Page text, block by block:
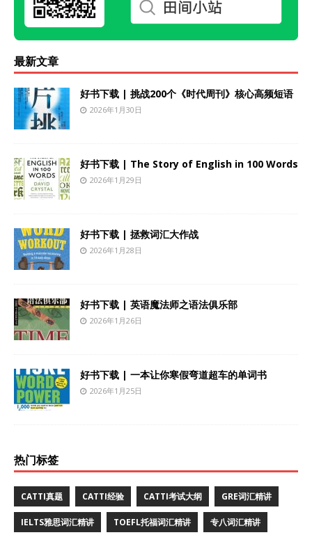
最新文章
好书下载 | 挑战200个《时代周刊》核心高频短语
2026年1月30日
好书下载 | The Story of English in 100 Words
2026年1月29日
好书下载 | 拯救词汇大作战
2026年1月28日
好书下载 | 英语魔法师之语法俱乐部
2026年1月26日
好书下载 | 一本让你寒假弯道超车的单词书
2026年1月25日
热门标签
CATTI真题 CATTI经验 CATTI考试大纲 GRE词汇精讲
IELTS雅思词汇精讲 TOEFL托福词汇精讲 专八词汇精讲